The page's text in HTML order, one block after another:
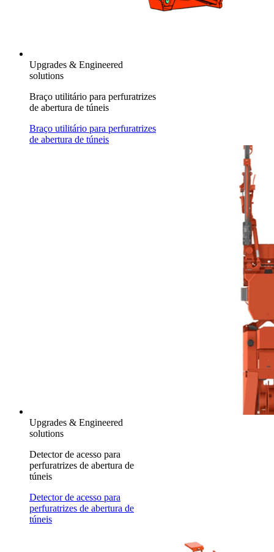
Upgrades & Engineered
solutions
Braço utilitário para perfuratrizes
de abertura de túneis
Braço utilitário para perfuratrizes
de abertura de túneis
Upgrades & Engineered
solutions
Detector de acesso para
perfuratrizes de abertura de
túneis
Detector de acesso para
perfuratrizes de abertura de
túneis